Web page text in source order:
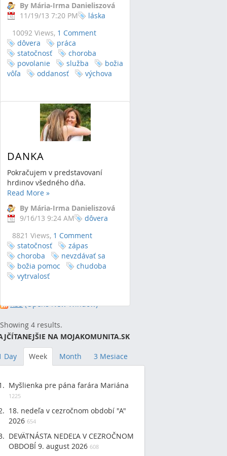
By Mária-Irma Danieliszová
11/19/13 7:20 PM
10092 Views, 1 Comment
láska
dôvera
práca
statočnosť
choroba
povolanie
služba
božia
vôľa
oddanosť výchova
DANKA
Pokračujem v predstavovaní
hrdinov všedného dňa.
Read More »
By Mária-Irma Danieliszová
9/16/13 9:24 AM
8821 Views, 1 Comment
dôvera
statočnosť
zápas
choroba
nevzdávať sa
božia pomoc
chudoba
vytrvalosť
RSS (Opens New Window)
Showing 4 results.
NA MOJAKOMUNITA.SK
Day Week Month 3 Mesiace
Myšlienka pre pána farára Mariána
1225
18. nedeľa v cezročnom období "A"
2026 654
DEVÄTNÁSTA NEDEĽA V CEZROČNOM
OBDOBÍ 9. august 2026 608